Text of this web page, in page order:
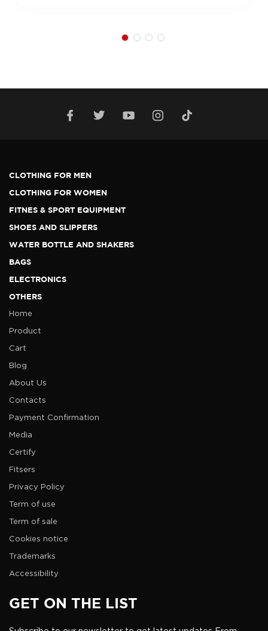
CLOTHING FOR MEN
CLOTHING FOR WOMEN
FITNES & SPORT EQUIPMENT
SHOES AND SLIPPERS
WATER BOTTLE AND SHAKERS
BAGS
ELECTRONICS
OTHERS
Home
Product
Cart
Blog
About Us
Contacts
Payment Confirmation
Media
Certify
Fitsers
Privacy Policy
Term of use
Term of sale
Cookies notice
Trademarks
Accessibility
GET ON THE LIST